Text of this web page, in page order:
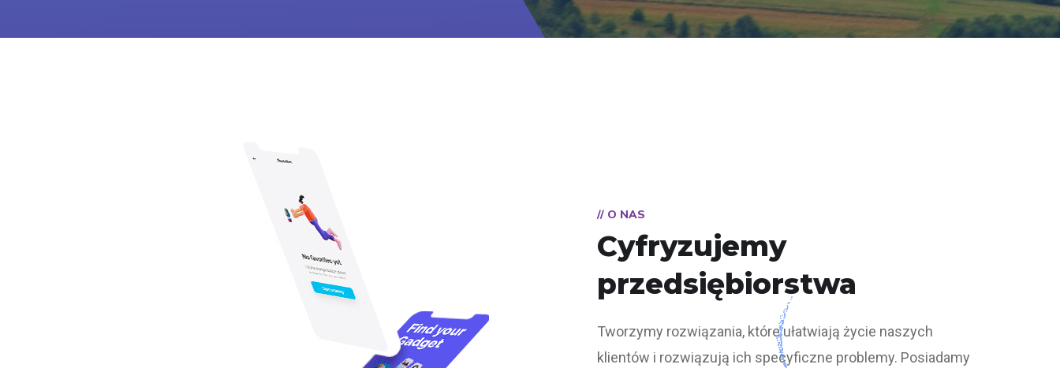
// O NAS
Cyfryzujemy
przedsiębiorstwa
Tworzymy rozwiązania, które ułatwiają życie naszych
klientów i rozwiązują ich specyficzne problemy. Posiadamy